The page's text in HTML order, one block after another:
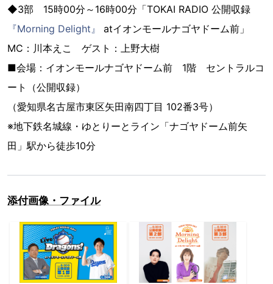
◆3部 15時00分～16時00分「TOKAI RADIO 公開収録
『Morning Delight』
atイオンモールナゴヤドーム前」
MC：川本えこ ゲスト：上野大樹
■会場：イオンモールナゴヤドーム前 1階 セントラルコ
ート（公開収録）
（愛知県名古屋市東区矢田南四丁目 102番3号）
※地下鉄名城線・ゆとりーとライン「ナゴヤドーム前矢
田」駅から徒歩10分
添付画像・ファイル